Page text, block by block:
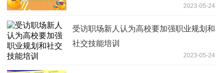
2023-05-24
受访职场新人认为高校要加强职业规划和
社交技能培训
2023-05-24